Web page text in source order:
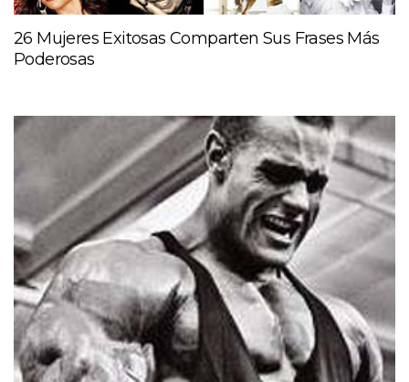
26 Mujeres Exitosas Comparten Sus Frases Más
Poderosas